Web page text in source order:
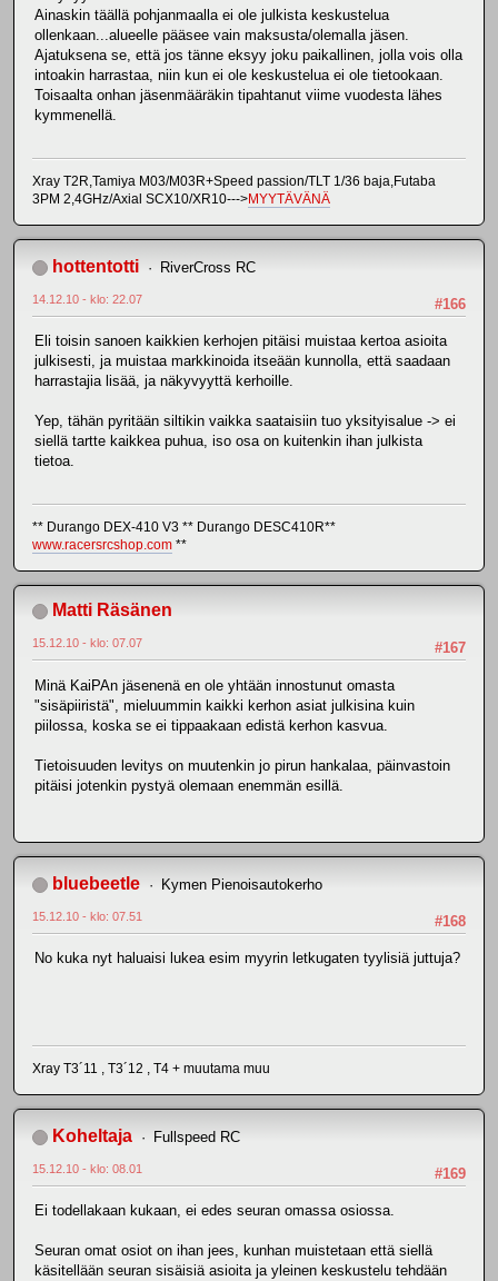
Ainaskin täällä pohjanmaalla ei ole julkista keskustelua
ollenkaan...alueelle pääsee vain maksusta/olemalla jäsen.
Ajatuksena se, että jos tänne eksyy joku paikallinen, jolla vois olla
intoakin harrastaa, niin kun ei ole keskustelua ei ole tietookaan.
Toisaalta onhan jäsenmääräkin tipahtanut viime vuodesta lähes
kymmenellä.
Xray T2R,Tamiya M03/M03R+Speed passion/TLT 1/36 baja,Futaba
3PM 2,4GHz/Axial SCX10/XR10--->MYYTÄVÄNÄ
hottentotti RiverCross RC
#166
14.12.10 - klo: 22.07
Eli toisin sanoen kaikkien kerhojen pitäisi muistaa kertoa asioita
julkisesti, ja muistaa markkinoida itseään kunnolla, että saadaan
harrastajia lisää, ja näkyvyyttä kerhoille.
Yep, tähän pyritään siltikin vaikka saataisiin tuo yksityisalue -> ei
siellä tartte kaikkea puhua, iso osa on kuitenkin ihan julkista
tietoa.
** Durango DEX-410 V3 ** Durango DESC410R**
www.racersrcshop.com **
Matti Räsänen
#167
15.12.10 - klo: 07.07
Minä KaiPAn jäsenenä en ole yhtään innostunut omasta
"sisäpiiristä", mieluummin kaikki kerhon asiat julkisina kuin
piilossa, koska se ei tippaakaan edistä kerhon kasvua.
Tietoisuuden levitys on muutenkin jo pirun hankalaa, päinvastoin
pitäisi jotenkin pystyä olemaan enemmän esillä.
bluebeetle Kymen Pienoisautokerho
#168
15.12.10 - klo: 07.51
No kuka nyt haluaisi lukea esim myyrin letkugaten tyylisiä juttuja?
Xray T3´11 , T3´12 , T4 + muutama muu
Koheltaja Fullspeed RC
#169
15.12.10 - klo: 08.01
Ei todellakaan kukaan, ei edes seuran omassa osiossa.
Seuran omat osiot on ihan jees, kunhan muistetaan että siellä
käsitellään seuran sisäisiä asioita ja yleinen keskustelu tehdään